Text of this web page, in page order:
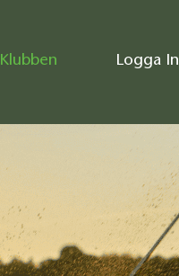
Klubben Logga In